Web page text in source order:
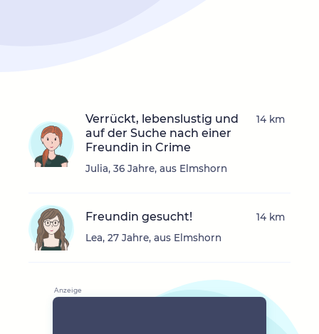
Verrückt, lebenslustig und
auf der Suche nach einer
Freundin in Crime
Julia, 36 Jahre, aus Elmshorn
14 km
Freundin gesucht!
Lea, 27 Jahre, aus Elmshorn
14 km